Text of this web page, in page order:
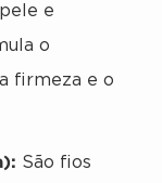
e
o
firmeza e o
São fios